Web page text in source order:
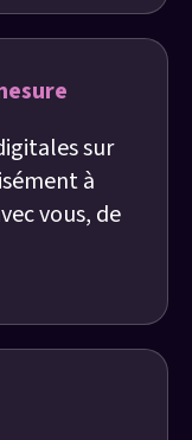
sur
à
vous, de